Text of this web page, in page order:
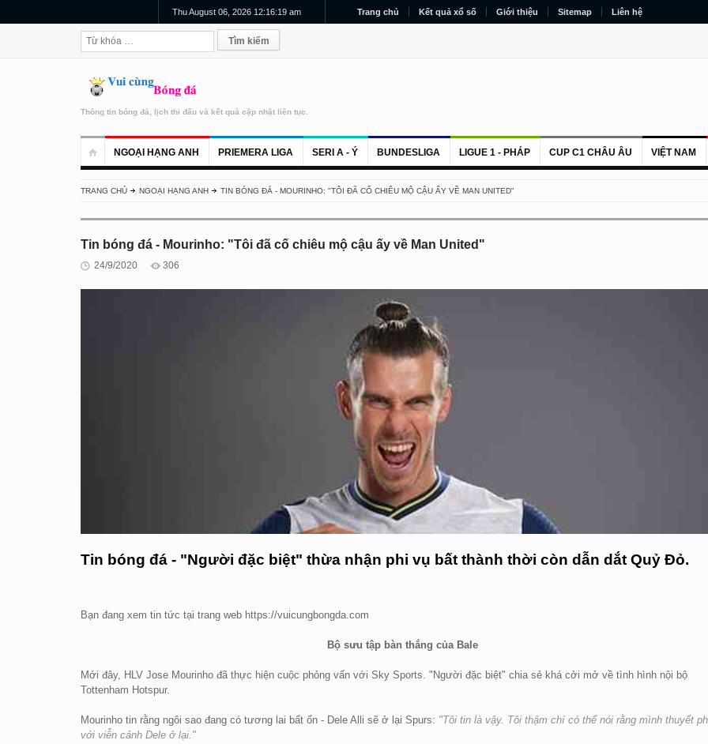
Thu August 06, 2026 12:16:20 am Trang chủ Kết quả xổ số Giới thiệu Sitemap Liên hệ
Thông tin bóng đá, lịch thi đấu và kết quả cập nhật liên tục.
NGOẠI HẠNG ANH PRIEMERA LIGA SERI A - Ý BUNDESLIGA LIGUE 1 - PHÁP CUP C1 CHÂU ÂU VIỆT NAM
TRANG CHỦ NGOẠI HẠNG ANH TIN BÓNG ĐÁ - MOURINHO: "TÔI ĐÃ CỐ CHIÊU MỘ CẬU ẤY VỀ MAN UNITED"
Tin bóng đá - Mourinho: "Tôi đã cố chiêu mộ cậu ấy về Man United"
24/9/2020 306
Tin bóng đá - "Người đặc biệt" thừa nhận phi vụ bất thành thời còn dẫn dắt Quỷ Đỏ.
Bạn đang xem tin tức tại trang web https://vuicungbongda.com
Bộ sưu tập bàn thắng của Bale
Mới đây, HLV Jose Mourinho đã thực hiện cuộc phỏng vấn với Sky Sports. "Người đặc biệt" chia sẻ khá cởi mở về tình hình nội bộ
Tottenham Hotspur.
Mourinho tin rằng ngôi sao đang có tương lai bất ổn - Dele Alli sẽ ở lại Spurs: "Tôi tin là vậy. Tôi thậm chí có thể nói rằng mình thuyết
với viễn cảnh Dele ở lại."